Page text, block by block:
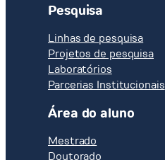
Pesquisa
Linhas de pesquisa
Projetos de pesquisa
Laboratórios
Parcerias Institucionais
Área do aluno
Mestrado
Doutorado